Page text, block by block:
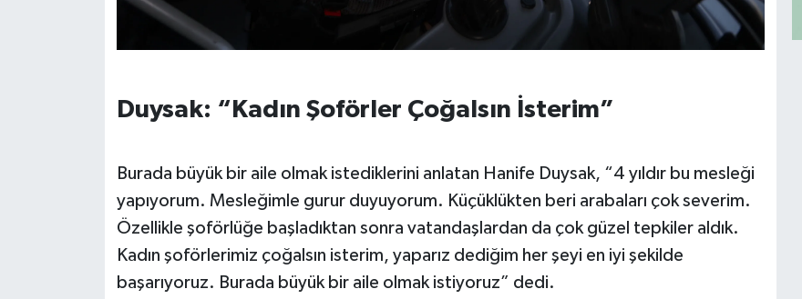
Duysak: “Kadın Şoförler Çoğalsın İsterim”
Burada büyük bir aile olmak istediklerini anlatan Hanife Duysak, “4 yıldır bu mesleği
yapıyorum. Mesleğimle gurur duyuyorum. Küçüklükten beri arabaları çok severim.
Özellikle şoförlüğe başladıktan sonra vatandaşlardan da çok güzel tepkiler aldık.
Kadın şoförlerimiz çoğalsın isterim, yaparız dediğim her şeyi en iyi şekilde
başarıyoruz. Burada büyük bir aile olmak istiyoruz” dedi.